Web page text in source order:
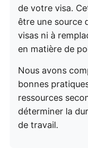
de votre visa.
être une source
visas ni à
en matière de
Nous avons
bonnes
ressources
déterminer la
de travail.